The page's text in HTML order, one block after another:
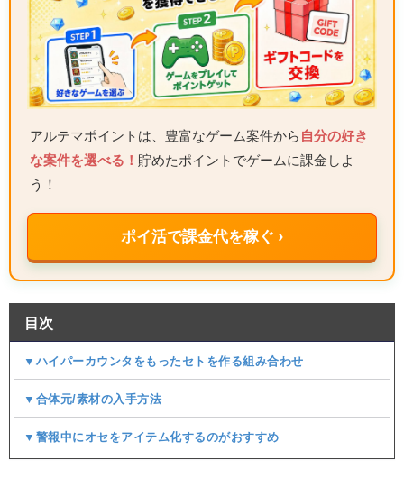
アルテマポイントは、豊富なゲーム案件から 自分の好き
な案件を選べる！ 貯めたポイントでゲームに課金しよ
う！
ポイ活で課金代を稼ぐ ›
目次
▼ハイパーカウンタをもったセトを作る組み合わせ
▼合体元/素材の入手方法
▼警報中にオセをアイテム化するのがおすすめ